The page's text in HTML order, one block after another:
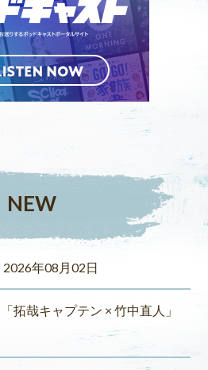
NEW
年08月02日
拓哉キャプテン × 竹中直人」